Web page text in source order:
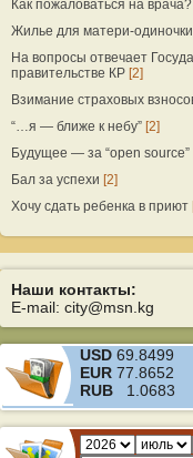
Как пожаловаться на врача?
Жилье для матери-одиночки
На вопросы отвечает
правительстве КР [2]
Взимание страховых
“…я — ближе к небу” [2]
Будущее — за “open source”
Бал за успехи [2]
Хочу сдать ребенка в приют
Наши контакты:
E-mail: city@msn.kg
USD 69.8499
EUR 77.8652
RUB 1.0683